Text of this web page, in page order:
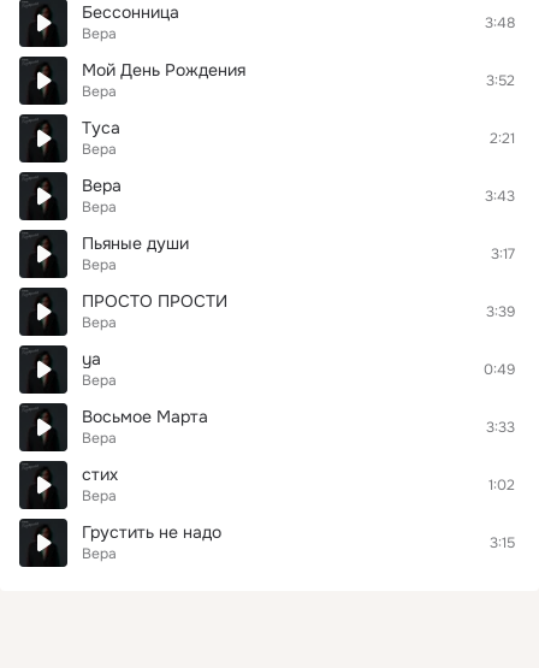
Бессонница
Вера
3:48
Мой День Рождения
Вера
3:52
Туса
Вера
2:21
Вера
Вера
3:43
Пьяные души
Вера
3:17
ПРОСТО ПРОСТИ
Вера
3:39
ya
Вера
0:49
Восьмое Марта
Вера
3:33
стих
Вера
1:02
Грустить не надо
Вера
3:15